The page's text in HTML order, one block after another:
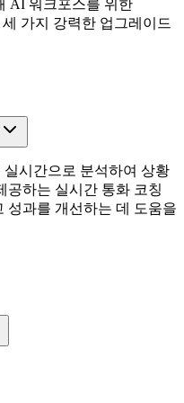
AI 워크포스를 위한
세 가지 강력한 업그레이드
시간으로 분석하여 상황
공하는 실시간 통화 코칭
성과를 개선하는 데 도움을